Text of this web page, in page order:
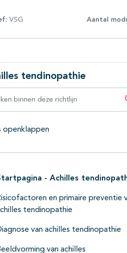
VSG Aantal
tendinopathie
openklappen
- Achilles
en primaire preventie
tendinopathie
van achilles tendinopathie
van achilles